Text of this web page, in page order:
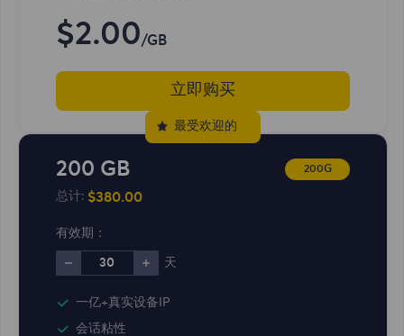
$2.00/GB
立即购买
最受欢迎的
200 GB 200G
总计: $380.00
有效期：
30 天
一亿+真实设备IP
会话粘性